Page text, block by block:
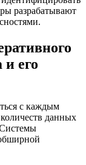
разрабатывают
и его
с каждым
данных